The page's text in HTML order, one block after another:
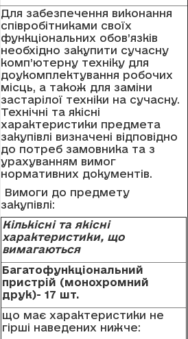
Для забезпечення виконання
співробітниками своїх
функціональних обов’язків
необхідно закупити сучасну
комп’ютерну техніку для
доукомплектування робочих
місць, а також для заміни
застарілої техніки на сучасну.
Технічні та якісні
характеристики предмета
закупівлі визначені відповідно
до потреб замовника та з
урахуванням вимог
нормативних документів.
Вимоги до предмету
закупівлі:
Кiлькicнi тa якicнi
хapaктepиcтики, щo
вимaгaютьcя
Багатофункціональний
пристрій (монохромний
друк)- 17 шт.
що має характеристики не
гірші наведених нижче: